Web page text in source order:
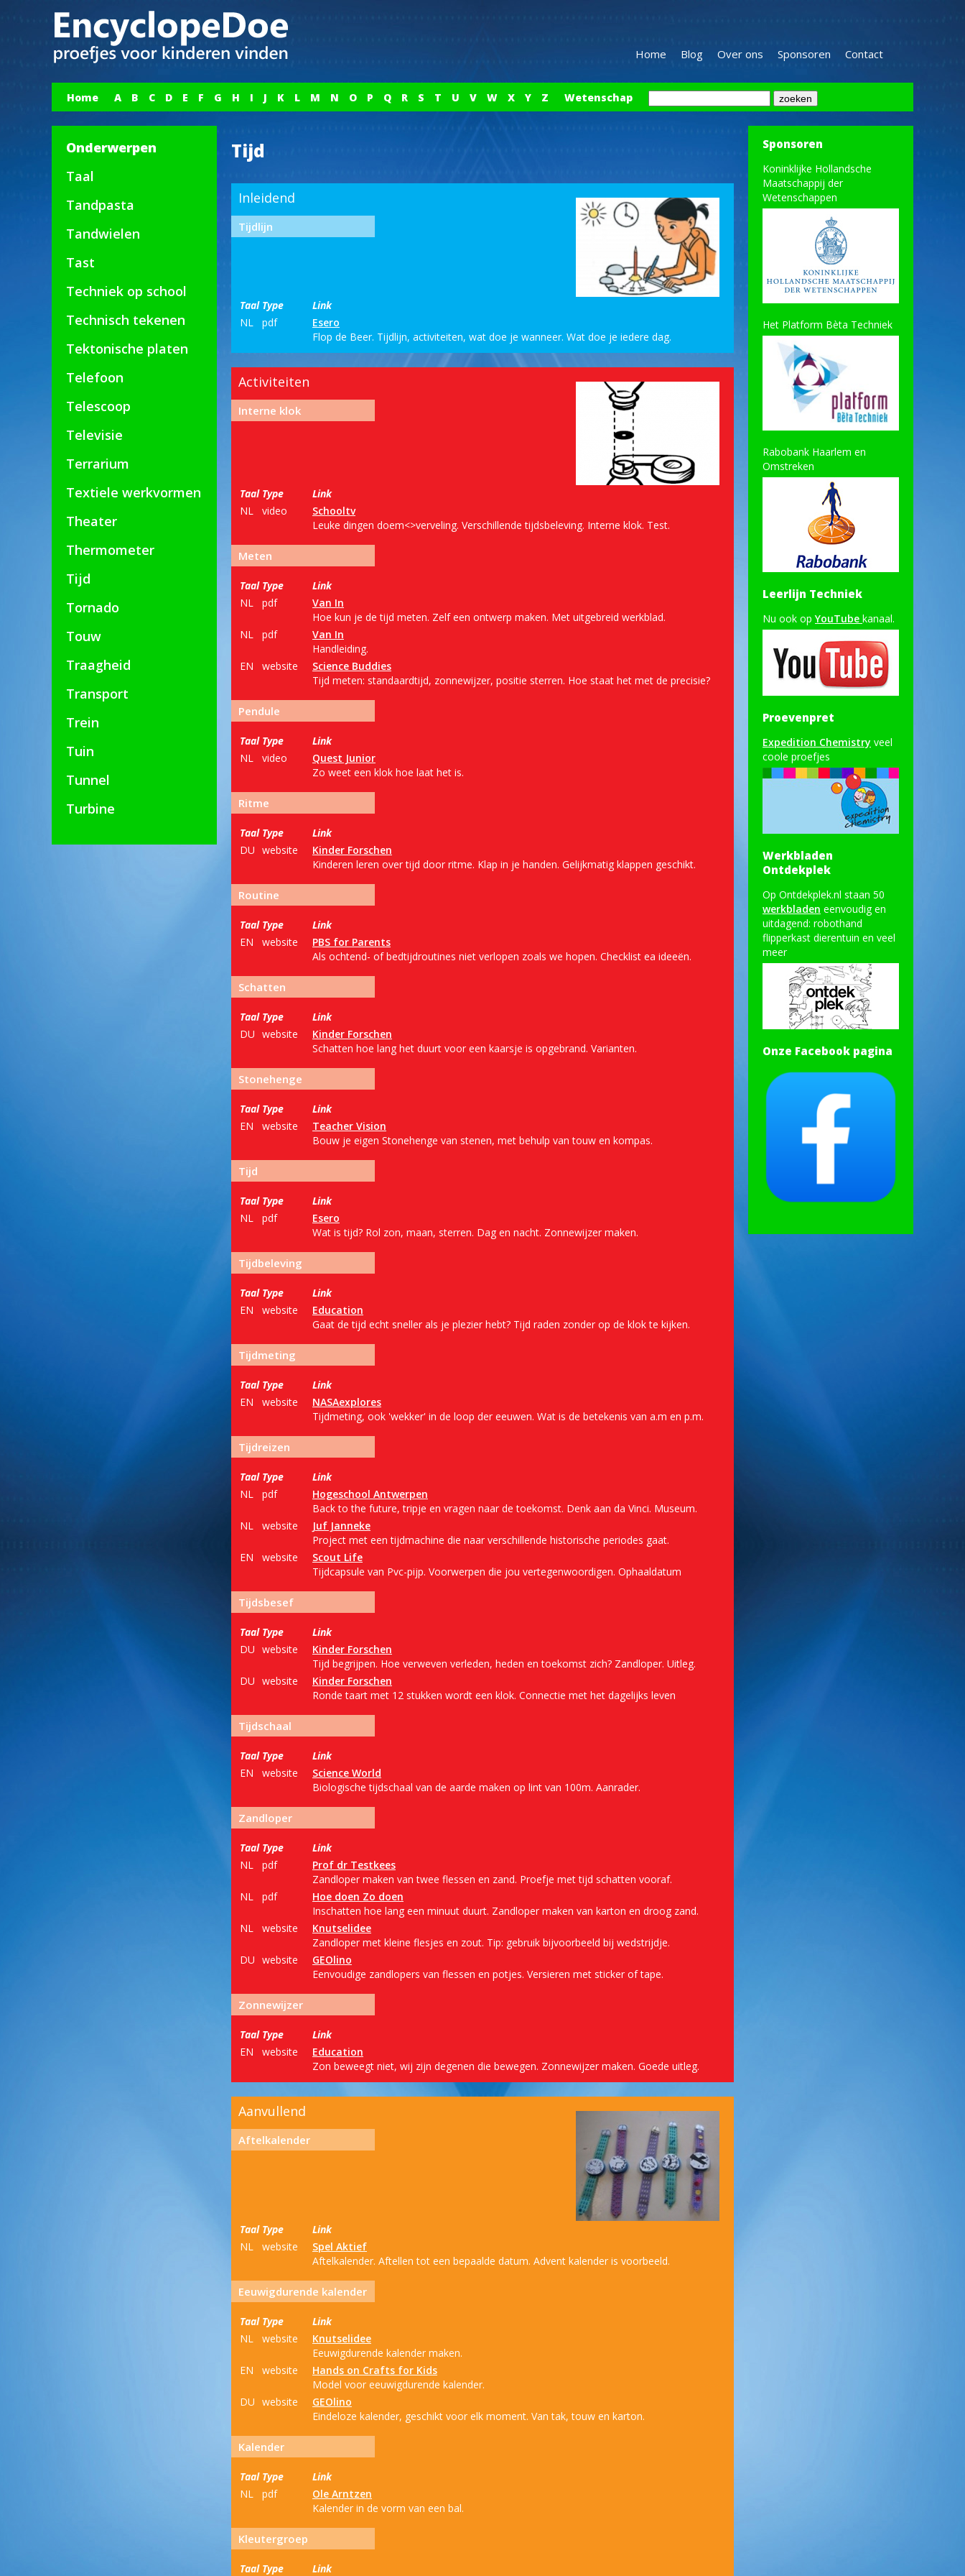
Home Blog Over ons Sponsoren Contact
Home A B C D E F G H I J K L M N O P Q R S T U V W X Y Z Wetenschap
Onderwerpen
Taal
Tandpasta
Tandwielen
Tast
Techniek op school
Technisch tekenen
Tektonische platen
Telefoon
Telescoop
Televisie
Terrarium
Textiele werkvormen
Theater
Thermometer
Tijd
Tornado
Touw
Traagheid
Transport
Trein
Tuin
Tunnel
Turbine
Tijd
Inleidend
Tijdlijn
Taal Type
Link
NL
pdf
Esero
Flop de Beer. Tijdlijn, activiteiten, wat doe je wanneer. Wat doe je iedere dag.
Activiteiten
Interne klok
Taal Type
Link
NL
video
Schooltv
Leuke dingen doem<>verveling. Verschillende tijdsbeleving. Interne klok. Test.
Meten
Taal Type
Link
NL
pdf
Van In
Hoe kun je de tijd meten. Zelf een ontwerp maken. Met uitgebreid werkblad.
NL
pdf
Van In
Handleiding.
EN
website
Science Buddies
Tijd meten: standaardtijd, zonnewijzer, positie sterren. Hoe staat het met de precisie?
Pendule
Taal Type
Link
NL
video
Quest Junior
Zo weet een klok hoe laat het is.
Ritme
Taal Type
Link
DU website
Kinder Forschen
Kinderen leren over tijd door ritme. Klap in je handen. Gelijkmatig klappen geschikt.
Routine
Taal Type
Link
EN
website
PBS for Parents
Als ochtend- of bedtijdroutines niet verlopen zoals we hopen. Checklist ea ideeën.
Schatten
Taal Type
Link
DU website
Kinder Forschen
Schatten hoe lang het duurt voor een kaarsje is opgebrand. Varianten.
Stonehenge
Taal Type
Link
EN
website
Teacher Vision
Bouw je eigen Stonehenge van stenen, met behulp van touw en kompas.
Tijd
Taal Type
Link
NL
pdf
Esero
Wat is tijd? Rol zon, maan, sterren. Dag en nacht. Zonnewijzer maken.
Tijdbeleving
Taal Type
Link
EN
website
Education
Gaat de tijd echt sneller als je plezier hebt? Tijd raden zonder op de klok te kijken.
Tijdmeting
Taal Type
Link
EN
website
NASAexplores
Tijdmeting, ook 'wekker' in de loop der eeuwen. Wat is de betekenis van a.m en p.m.
Tijdreizen
Taal Type
Link
NL
pdf
Hogeschool Antwerpen
Back to the future, tripje en vragen naar de toekomst. Denk aan da Vinci. Museum.
NL
website
Juf Janneke
Project met een tijdmachine die naar verschillende historische periodes gaat.
EN
website
Scout Life
Tijdcapsule van Pvc-pijp. Voorwerpen die jou vertegenwoordigen. Ophaaldatum
Tijdsbesef
Taal Type
Link
DU website
Kinder Forschen
Tijd begrijpen. Hoe verweven verleden, heden en toekomst zich? Zandloper. Uitleg.
DU website
Kinder Forschen
Ronde taart met 12 stukken wordt een klok. Connectie met het dagelijks leven
Tijdschaal
Taal Type
Link
EN
website
Science World
Biologische tijdschaal van de aarde maken op lint van 100m. Aanrader.
Zandloper
Taal Type
Link
NL
pdf
Prof dr Testkees
Zandloper maken van twee flessen en zand. Proefje met tijd schatten vooraf.
NL
pdf
Hoe doen Zo doen
Inschatten hoe lang een minuut duurt. Zandloper maken van karton en droog zand.
NL
website
Knutselidee
Zandloper met kleine flesjes en zout. Tip: gebruik bijvoorbeeld bij wedstrijdje.
DU website
GEOlino
Eenvoudige zandlopers van flessen en potjes. Versieren met sticker of tape.
Zonnewijzer
Taal Type
Link
EN
website
Education
Zon beweegt niet, wij zijn degenen die bewegen. Zonnewijzer maken. Goede uitleg.
Aanvullend
Aftelkalender
Taal Type
Link
NL
website
Spel Aktief
Aftelkalender. Aftellen tot een bepaalde datum. Advent kalender is voorbeeld.
Eeuwigdurende kalender
Taal Type
Link
NL
website
Knutselidee
Eeuwigdurende kalender maken.
EN
website
Hands on Crafts for Kids
Model voor eeuwigdurende kalender.
DU website
GEOlino
Eindeloze kalender, geschikt voor elk moment. Van tak, touw en karton.
Kalender
Taal Type
Link
NL
pdf
Ole Arntzen
Kalender in de vorm van een bal.
Kleutergroep
Taal Type Link
Sponsoren
Koninklijke Hollandsche
Maatschappij der
Wetenschappen
Het Platform Bèta Techniek
Rabobank Haarlem en
Omstreken
Leerlijn Techniek
Nu ook opYouTube kanaal.
Proevenpret
Expedition Chemistry veel
coole proefjes
Werkbladen
Ontdekplek
Op Ontdekplek.nl staan 50
werkbladen eenvoudig en
uitdagend: robothand
flipperkast dierentuin en veel
meer
Onze Facebook pagina